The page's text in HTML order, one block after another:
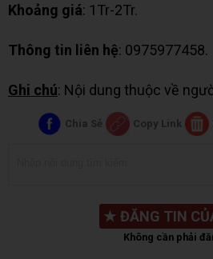
Khoảng giá: 1Tr-2Tr.
Thông tin liên hệ: 0975977458.
Ghi chú: Nội dung thuộc về
Chia Sẻ Copy Link
★ ĐĂNG TIN
Không cần phải